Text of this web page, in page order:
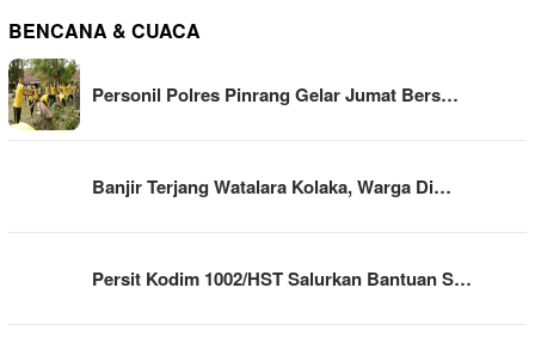
BENCANA & CUACA
Personil Polres Pinrang Gelar Jumat Bers…
Banjir Terjang Watalara Kolaka, Warga Di…
Persit Kodim 1002/HST Salurkan Bantuan S…